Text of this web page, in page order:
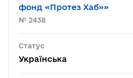
фонд «Протез Хаб»»
№ 2438
Статус
Українська